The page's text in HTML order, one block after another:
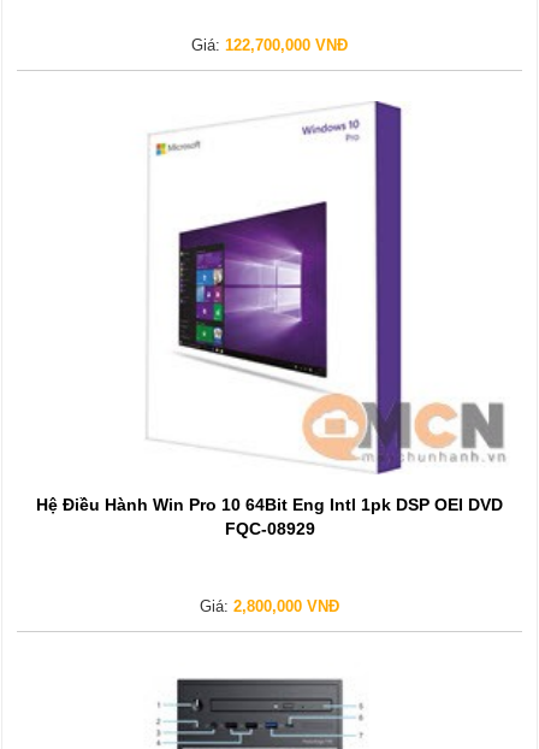
Giá: 122,700,000 VNĐ
Hệ Điều Hành Win Pro 10 64Bit Eng Intl 1pk DSP OEI DVD
FQC-08929
Giá: 2,800,000 VNĐ